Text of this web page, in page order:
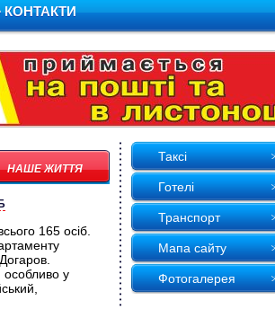
КОНТАКТИ
НАШЕ ЖИТТЯ
165 осіб.
особливо у
Таксi
Готелi
Транспорт
Мапа сайту
Фотогалерея